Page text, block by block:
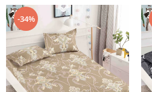
-34%